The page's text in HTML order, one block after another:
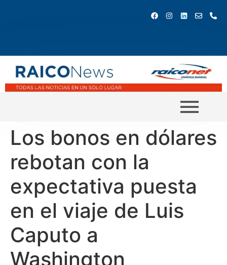
Los bonos en dólares
rebotan con la
expectativa puesta
en el viaje de Luis
Caputo a
Washington